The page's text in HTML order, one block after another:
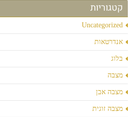
קטגוריות
Uncategorized
אנדרטאות
בלוג
מצבה
מצבה אבן
מצבה זוגית